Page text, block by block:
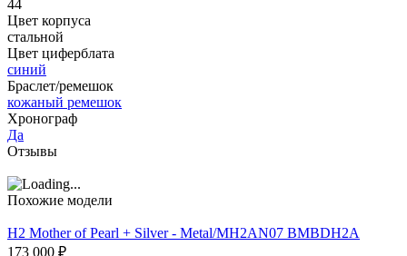
44
Цвет корпуса
стальной
Цвет циферблата
синий
Браслет/ремешок
кожаный ремешок
Хронограф
Да
Отзывы
Похожие модели
H2 Mother of Pearl + Silver - Metal/MH2AN07 BMBDH2A
173 000 ₽